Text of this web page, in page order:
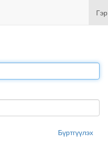
Гэр
Бүртгүүлэх